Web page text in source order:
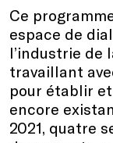
Ce
espace de
l’industrie de
travaillant
pour établir
encore
2021, quatre